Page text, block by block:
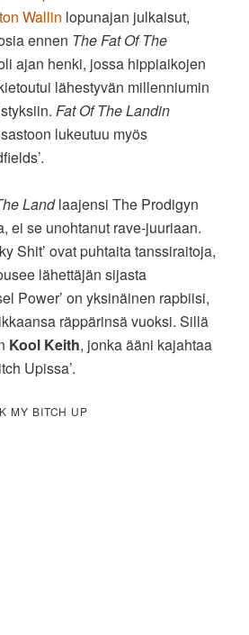
Wallin lopunajan julkaisut,
ennen The Fat Of The
ajan henki, jossa hippiaikojen
lähestyvän millenniumin
Fat Of The Landin
lukeutuu myös
Landlaajensi The Prodigyn
ei se unohtanut rave-juuriaan.
Shit’ ovat puhtaita tanssiraitoja,
lähettäjän sijasta
Power’ on yksinäinen rapbiisi,
räppärinsä vuoksi. Sillä
Kool Keith, jonka ääni kajahtaa
Upissa’.
MY BITCH UP